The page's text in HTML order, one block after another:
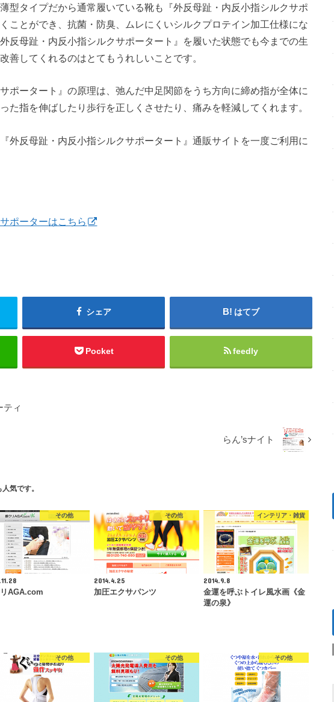
型タイプだから通常履いている靴も『外反母趾・内反小指シルクサポ
ことができ、抗菌・防臭、ムレにくいシルクプロテイン加工仕様にな
反母趾・内反小指シルクサポータート』を履いた状態でも今までの生
善してくれるのはとてもうれしいことです。
ポータート』の原理は、弛んだ中足関節をうち方向に締め指が全体に
た指を伸ばしたり歩行を正しくさせたり、痛みを軽減してくれます。
外反母趾・内反小指シルクサポータート』通販サイトを一度ご利用に
ポーターはこちら
シェア はてブ
Pocket feedly
ティ
らん’sナイト
気です。
その他
AGA.com
その他
2014.4.25
加圧エクサパンツ
インテリア・雑貨
2014.9.8
金運を呼ぶトイレ風水画《金
運の泉》
その他 その他 その他